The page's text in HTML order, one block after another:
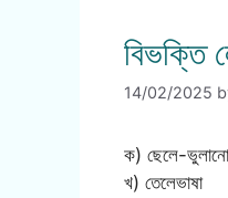
বিভক্তি
14/02/2025
ক) ছেলে-ভুলানো
খ) তেলেভাষা